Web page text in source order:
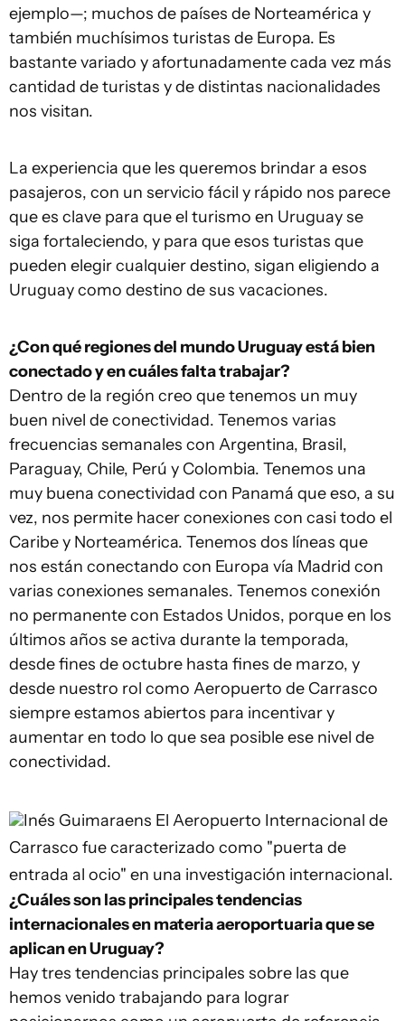
ejemplo—; muchos de países de Norteamérica y
también muchísimos turistas de Europa. Es
bastante variado y afortunadamente cada vez más
cantidad de turistas y de distintas nacionalidades
nos visitan.
La experiencia que les queremos brindar a esos
pasajeros, con un servicio fácil y rápido nos parece
que es clave para que el turismo en Uruguay se
siga fortaleciendo, y para que esos turistas que
pueden elegir cualquier destino, sigan eligiendo a
Uruguay como destino de sus vacaciones.
¿Con qué regiones del mundo Uruguay está bien
conectado y en cuáles falta trabajar?
Dentro de la región creo que tenemos un muy
buen nivel de conectividad. Tenemos varias
frecuencias semanales con Argentina, Brasil,
Paraguay, Chile, Perú y Colombia. Tenemos una
muy buena conectividad con Panamá que eso, a su
vez, nos permite hacer conexiones con casi todo el
Caribe y Norteamérica. Tenemos dos líneas que
nos están conectando con Europa vía Madrid con
varias conexiones semanales. Tenemos conexión
no permanente con Estados Unidos, porque en los
últimos años se activa durante la temporada,
desde fines de octubre hasta fines de marzo, y
desde nuestro rol como Aeropuerto de Carrasco
siempre estamos abiertos para incentivar y
aumentar en todo lo que sea posible ese nivel de
conectividad.
Inés Guimaraens El Aeropuerto Internacional de
Carrasco fue caracterizado como "puerta de
entrada al ocio" en una investigación internacional.
¿Cuáles son las principales tendencias
internacionales en materia aeroportuaria que se
aplican en Uruguay?
Hay tres tendencias principales sobre las que
hemos venido trabajando para lograr